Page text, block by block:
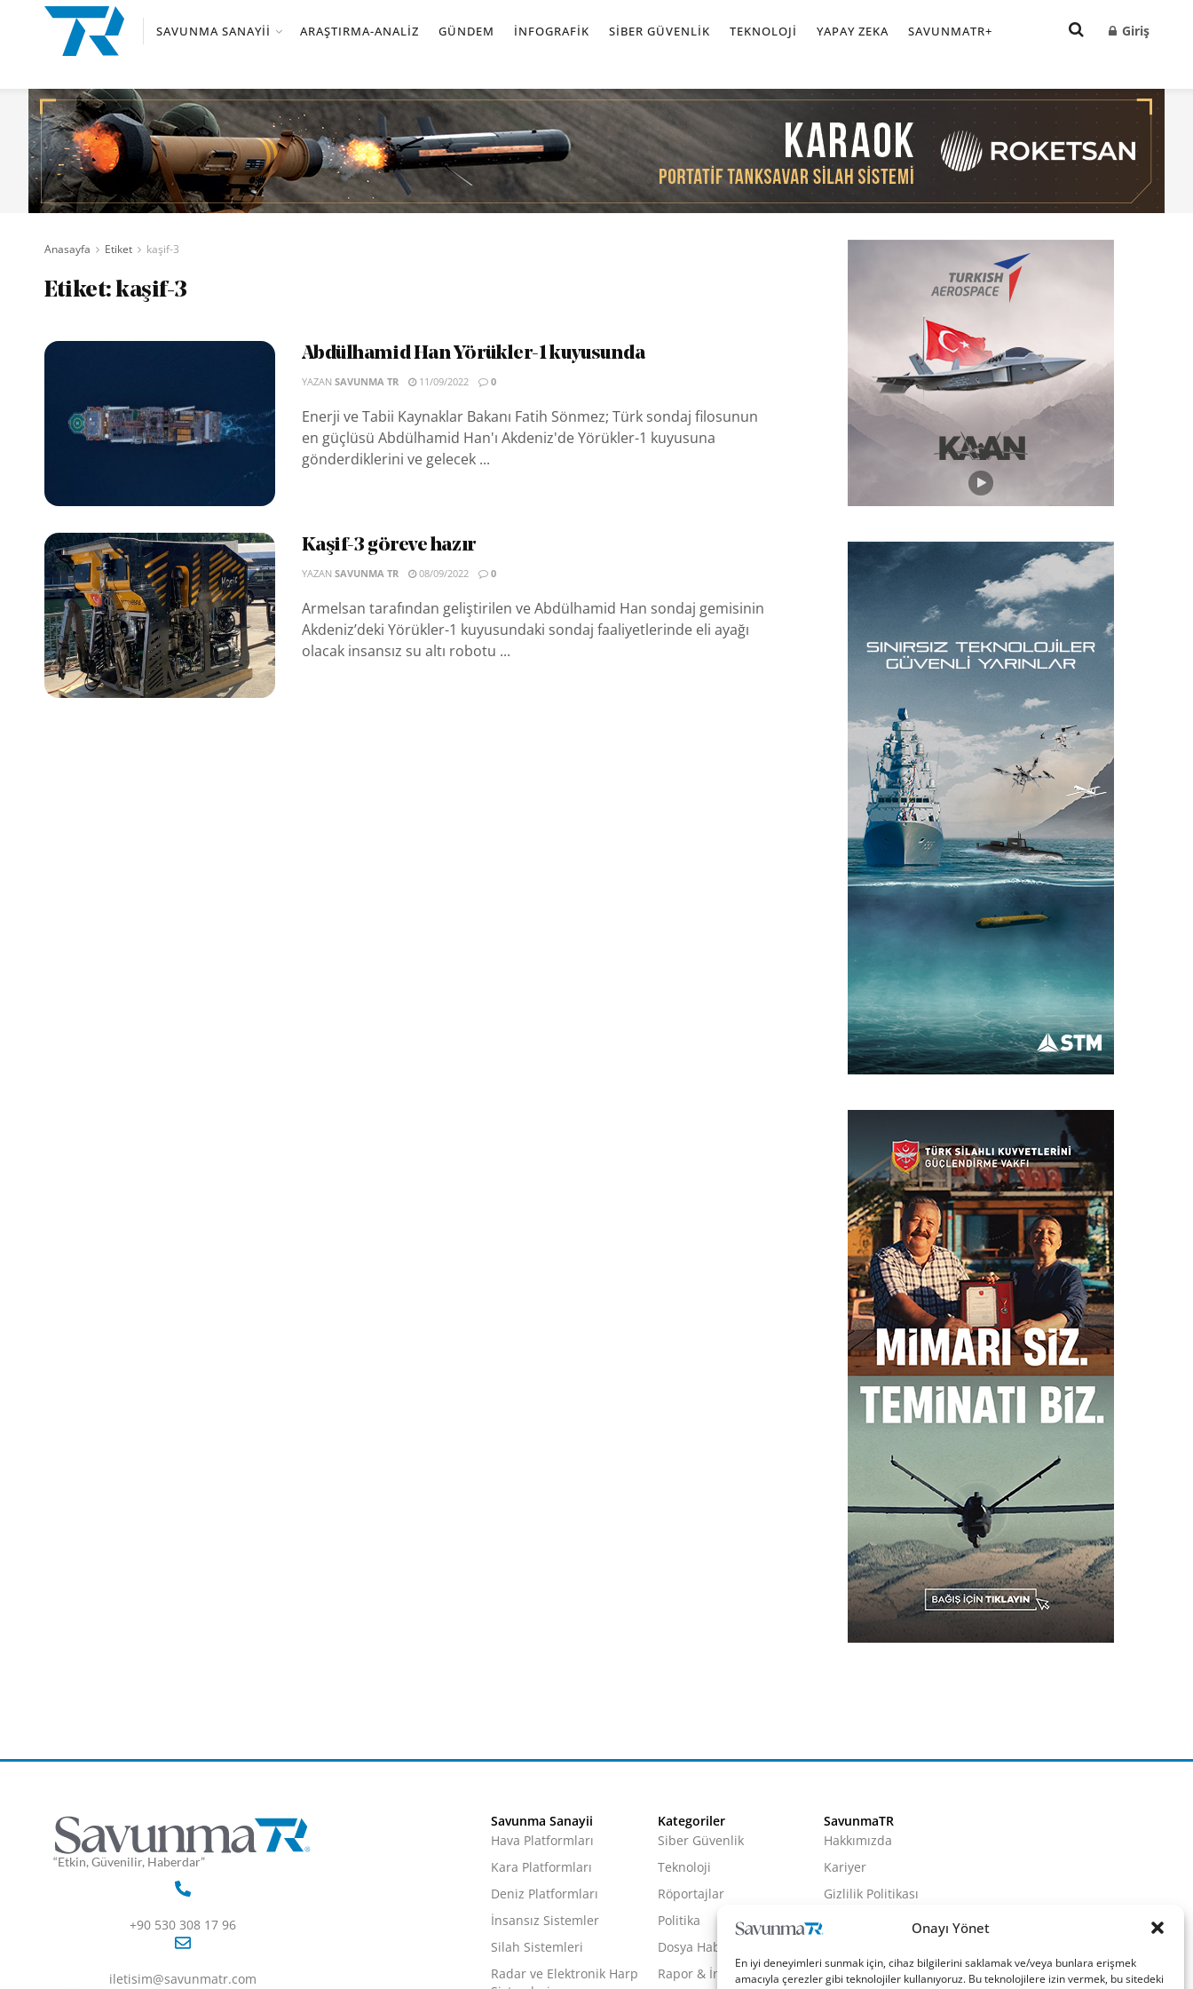
Onayı Yönet
En iyi deneyimleri sunmak için, cihaz bilgilerini saklamak ve/veya bunlara erişmek
amacıyla çerezler gibi teknolojiler kullanıyoruz. Bu teknolojilere izin vermek, bu sitedeki
SAVUNMA SANAYII ARAŞTIRMA-ANALIZ GÜNDEM İNFOGRAFIK SIBER GÜVENLIK TEKNOLOJI YAPAY ZEKA SAVUNMATR+ Giriş
Anasayfa Etiket kaşif-3
Etiket:kaşif-3
Abdülhamid Han Yörükler-1 kuyusunda
YAZAN SAVUNMA TR 11/09/2022 0
Enerji ve Tabii Kaynaklar Bakanı Fatih Sönmez; Türk sondaj filosunun
en güçlüsü Abdülhamid Han'ı Akdeniz'de Yörükler-1 kuyusuna
gönderdiklerini ve gelecek ...
Kaşif-3 göreve hazır
YAZAN SAVUNMA TR 08/09/2022 0
Armelsan tarafından geliştirilen ve Abdülhamid Han sondaj gemisinin
Akdeniz’deki Yörükler-1 kuyusundaki sondaj faaliyetlerinde eli ayağı
olacak insansız su altı robotu ...
“Etkin, Güvenilir, Haberdar”
+90 530 308 17 96
iletisim@savunmatr.com
Savunma Sanayii
Hava Platformları
Kara Platformları
Deniz Platformları
İnsansız Sistemler
Silah Sistemleri
Radar ve Elektronik Harp
Kategoriler
Siber Güvenlik
Teknoloji
Röportajlar
Politika
Dosya Haber
Rapor & İnfografik
SavunmaTR
Hakkımızda
Kariyer
Gizlilik Politikası